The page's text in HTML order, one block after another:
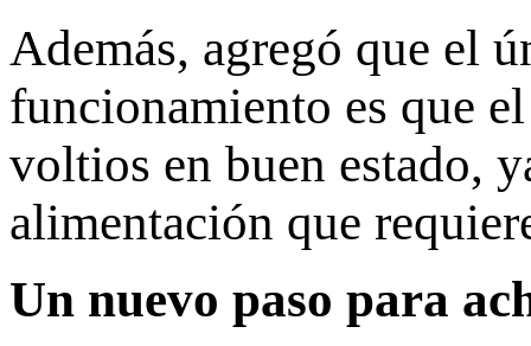
Además, agregó que el
funcionamiento es que
voltios en buen estado,
alimentación que
Un nuevo paso para